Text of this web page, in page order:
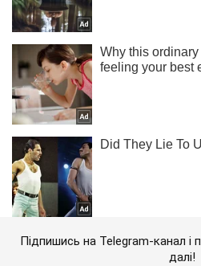
Підпишись на Telegram-канал і
далі!